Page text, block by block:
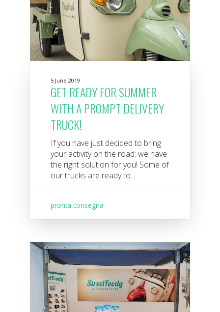
5 June 2019
GET READY FOR SUMMER
WITH A PROMPT DELIVERY
TRUCK!
If you have just decided to bring
your activity on the road: we have
the right solution for you! Some of
our trucks are ready to...
pronta consegna